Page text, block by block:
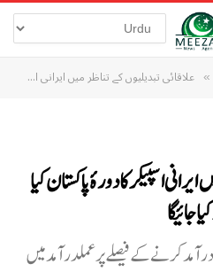
» علاقائی تبدیلیوں کے تناظر میں ایرانی اسپیکر کا دورۂ پاکستان کیا باہمی معاہدوں پر عمل درآمد کیا جائیگا
اسپیکر کا دورۂ پاکستان کیا
جائیگا
کرنے کے فیصلے پر عملدرآمد میں